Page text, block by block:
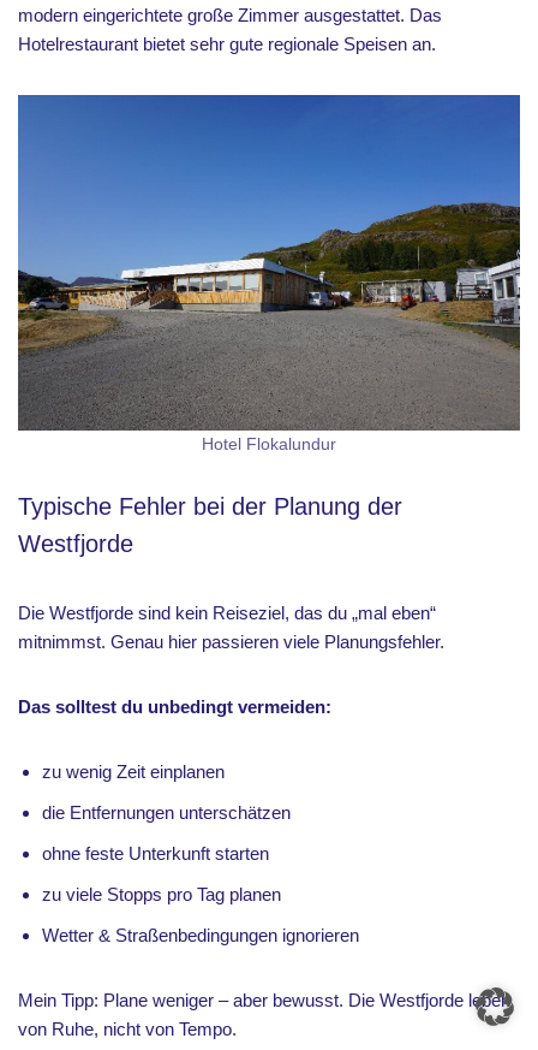
modern eingerichtete große Zimmer ausgestattet. Das
Hotelrestaurant bietet sehr gute regionale Speisen an.
Hotel Flokalundur
Typische Fehler bei der Planung der
Westfjorde
Die Westfjorde sind kein Reiseziel, das du „mal eben“
mitnimmst. Genau hier passieren viele Planungsfehler.
Das solltest du unbedingt vermeiden:
zu wenig Zeit einplanen
die Entfernungen unterschätzen
ohne feste Unterkunft starten
zu viele Stopps pro Tag planen
Wetter & Straßenbedingungen ignorieren
Mein Tipp: Plane weniger – aber bewusst. Die Westfjorde leben
von Ruhe, nicht von Tempo.